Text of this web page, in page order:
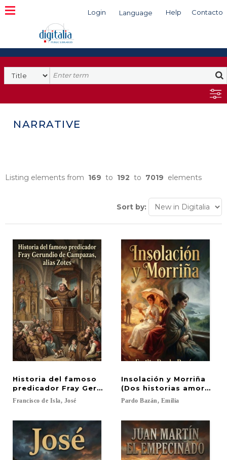
Login Language Help Contacto
Search
NARRATIVE
Listing elements from 169 to 192 to 7019 elements
Sort by:
Historia del famoso
predicador Fray Gerundio de Campazas, alias
Francisco de Isla, José
Insolación y Morriña
(Dos historias amorosas)
Pardo Bazán, Emilia